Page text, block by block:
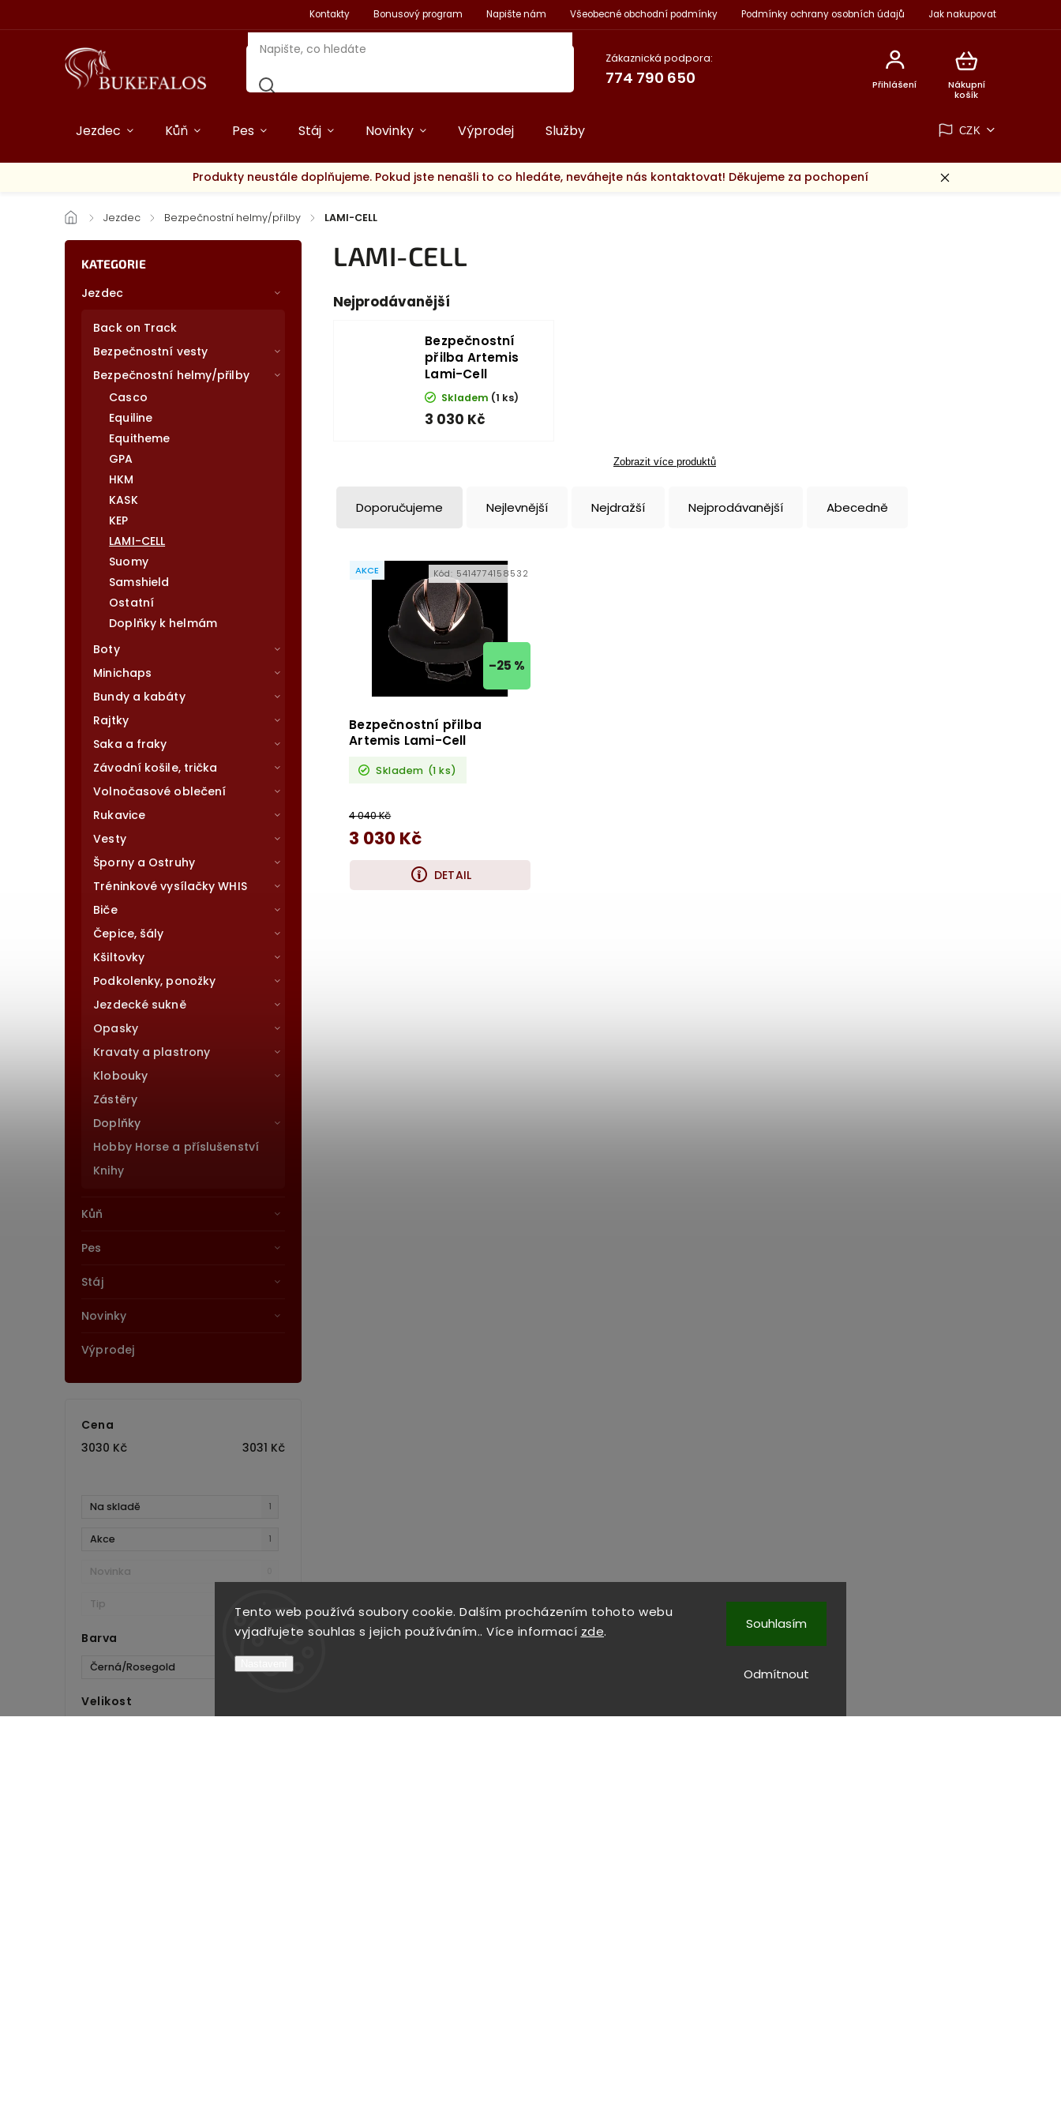
Tento web používá soubory cookie. Dalším procházením tohoto webu
vyjadřujete souhlas s jejich používáním.. Více informací zde.
Odmítnout
Souhlasím
Kontakty Bonusový program Napište nám Všeobecné obchodní podmínky Podmínky ochrany osobních údajů Jak nakupovat
Zákaznická podpora:
774 790 650
Nákupní
košík
Přihlášení
CZK
Jezdec Kůň Pes Stáj Novinky Výprodej Služby
Produkty neustále doplňujeme. Pokud jste nenašli to co hledáte, neváhejte nás kontaktovat! Děkujeme za pochopení
/ Jezdec / Bezpečnostní helmy/přilby / LAMI-CELL
KATEGORIE
Jezdec
Back on Track
Bezpečnostní vesty
Bezpečnostní helmy/přilby
Casco
Equiline
Equitheme
GPA
HKM
KASK
KEP
LAMI-CELL
Suomy
Samshield
Ostatní
Doplňky k helmám
Boty
Minichaps
Bundy a kabáty
Rajtky
Saka a fraky
Závodní košile, trička
Volnočasové oblečení
Rukavice
Vesty
Šporny a Ostruhy
Tréninkové vysílačky WHIS
Biče
Čepice, šály
Kšiltovky
Podkolenky, ponožky
Jezdecké sukně
Opasky
Kravaty a plastrony
Klobouky
Zástěry
Doplňky
Hobby Horse a příslušenství
Knihy
Kůň
Pes
Stáj
Novinky
Výprodej
Cena
3030 Kč 3031 Kč
Na skladě 1
Akce 1
Novinka
Tip
Barva
Černá/Rosegold
Velikost
LAMI-CELL
Nejprodávanější
Bezpečnostní
přilba Artemis
Lami-Cell
Skladem (1 ks)
3 030 Kč
Zobrazit více produktů
Doporučujeme Nejlevnější Nejdražší Nejprodávanější Abecedně
AKCE
–25 %
Bezpečnostní přilba
Artemis Lami-Cell
Skladem (1 ks)
4 040 Kč
3 030 Kč
DETAIL
Kód: 5414774158532